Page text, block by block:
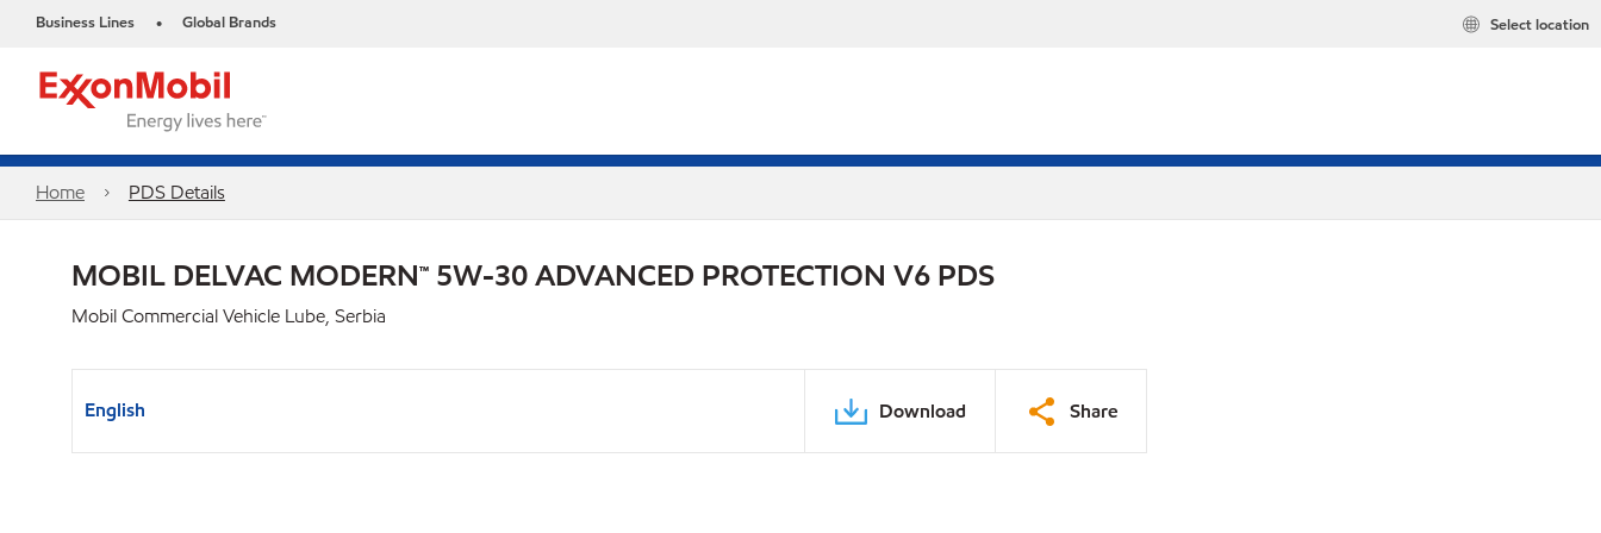
Business Lines • Global Brands Select location
Home PDS Details
MOBIL DELVAC MODERN™ 5W-30 ADVANCED PROTECTION V6 PDS
Mobil Commercial Vehicle Lube, Serbia
English Download Share